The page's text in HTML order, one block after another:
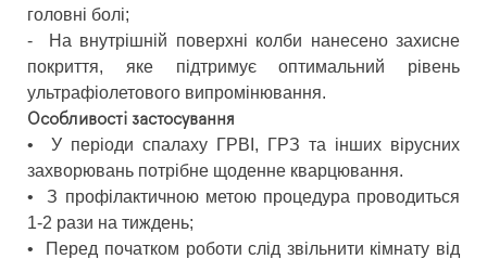
головні болі;
-
На внутрішній поверхні колби нанесено захисне
покриття, яке підтримує оптимальний рівень
ультрафіолетового випромінювання.
Особливості застосування
•
У періоди спалаху ГРВІ, ГРЗ та інших вірусних
захворювань потрібне щоденне кварцювання.
•
З профілактичною метою процедура проводиться
1-2 рази на тиждень;
•
Перед початком роботи слід звільнити кімнату від